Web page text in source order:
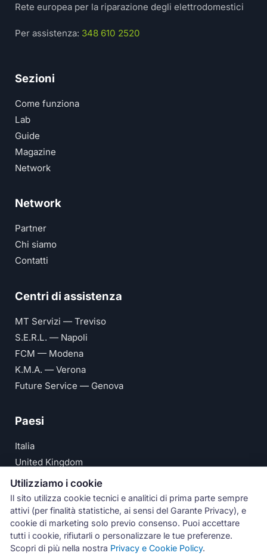
Rete europea per la riparazione degli elettrodomestici
Per assistenza: 348 610 2520
Sezioni
Come funziona
Lab
Guide
Magazine
Network
Network
Partner
Chi siamo
Contatti
Centri di assistenza
MT Servizi — Treviso
S.E.R.L. — Napoli
FCM — Modena
K.M.A. — Verona
Future Service — Genova
Paesi
Italia
United Kingdom
Deutschland
España
© Numeri Primi Srl — P.IVA IT11621120960 ·Privacy e
Cookie Policy
Utilizziamo i cookie
Il sito utilizza cookie tecnici e analitici di prima parte sempre
attivi (per finalità statistiche, ai sensi del Garante Privacy), e
cookie di marketing solo previo consenso. Puoi accettare
tutti i cookie, rifiutarli o personalizzare le tue preferenze.
Scopri di più nella nostra Privacy e Cookie Policy.